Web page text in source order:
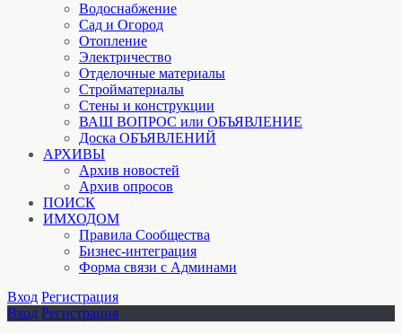
Водоснабжение
Сад и Огород
Отопление
Электричество
Отделочные материалы
Стройматериалы
Стены и конструкции
ВАШ ВОПРОС или ОБЪЯВЛЕНИЕ
Доска ОБЪЯВЛЕНИЙ
АРХИВЫ
Архив новостей
Архив опросов
ПОИСК
ИМХОДОМ
Правила Сообщества
Бизнес-интеграция
Форма связи с Админами
Вход Регистрация
Вход Регистрация